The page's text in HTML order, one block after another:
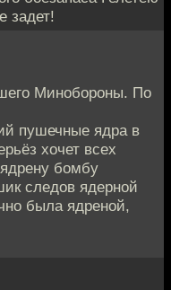
задет!
Минобороны. По
пушечные ядра в
хочет всех
бомбу
следов ядерной
была ядреной,